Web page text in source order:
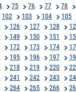
75 76 77 78
102 103 104 105
126 127 128
149 150 151
172 173 174
195 196 197
218 219 220
241 242 243
264 265 266